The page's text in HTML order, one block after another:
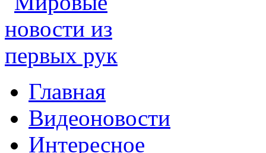
Главная
Видеоновости
Интересное